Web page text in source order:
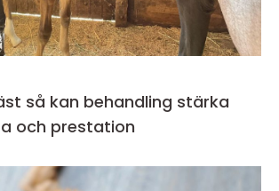
och prestation